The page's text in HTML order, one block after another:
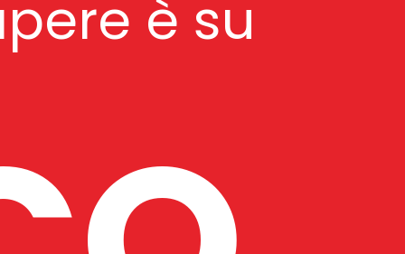
è su